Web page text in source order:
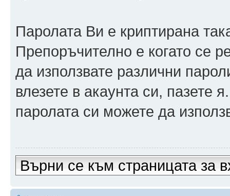
Паролата Ви е криптирана
Препоръчително е когато се
да използвате различни
влезете в акаунта си, пазете
паролата си можете да
Върни се към страницата за